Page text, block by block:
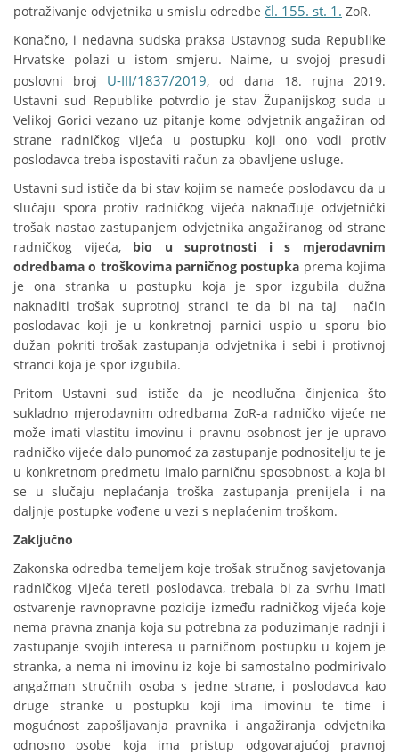
potraživanje odvjetnika u smislu odredbe čl. 155. st. 1. ZoR.
Konačno, i nedavna sudska praksa Ustavnog suda Republike
Hrvatske polazi u istom smjeru. Naime, u svojoj presudi
poslovni broj U-III/1837/2019, od dana 18. rujna 2019.
Ustavni sud Republike potvrdio je stav Županijskog suda u
Velikoj Gorici vezano uz pitanje kome odvjetnik angažiran od
strane radničkog vijeća u postupku koji ono vodi protiv
poslodavca treba ispostaviti račun za obavljene usluge.
Ustavni sud ističe da bi stav kojim se nameće poslodavcu da u
slučaju spora protiv radničkog vijeća naknađuje odvjetnički
trošak nastao zastupanjem odvjetnika angažiranog od strane
radničkog vijeća, bio u suprotnosti i s mjerodavnim
odredbama o troškovima parničnog postupka prema kojima
je ona stranka u postupku koja je spor izgubila dužna
naknaditi trošak suprotnoj stranci te da bi na taj način
poslodavac koji je u konkretnoj parnici uspio u sporu bio
dužan pokriti trošak zastupanja odvjetnika i sebi i protivnoj
stranci koja je spor izgubila.
Pritom Ustavni sud ističe da je neodlučna činjenica što
sukladno mjerodavnim odredbama ZoR-a radničko vijeće ne
može imati vlastitu imovinu i pravnu osobnost jer je upravo
radničko vijeće dalo punomoć za zastupanje podnositelju te je
u konkretnom predmetu imalo parničnu sposobnost, a koja bi
se u slučaju neplaćanja troška zastupanja prenijela i na
daljnje postupke vođene u vezi s neplaćenim troškom.
Zaključno
Zakonska odredba temeljem koje trošak stručnog savjetovanja
radničkog vijeća tereti poslodavca, trebala bi za svrhu imati
ostvarenje ravnopravne pozicije između radničkog vijeća koje
nema pravna znanja koja su potrebna za poduzimanje radnji i
zastupanje svojih interesa u parničnom postupku u kojem je
stranka, a nema ni imovinu iz koje bi samostalno podmirivalo
angažman stručnih osoba s jedne strane, i poslodavca kao
druge stranke u postupku koji ima imovinu te time i
mogućnost zapošljavanja pravnika i angažiranja odvjetnika
odnosno osobe koja ima pristup odgovarajućoj pravnoj